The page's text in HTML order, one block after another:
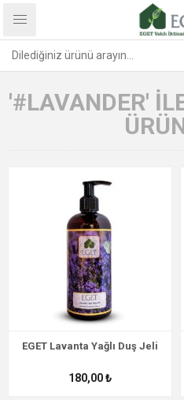
'#LAVANDER'
EGET Lavanta Yağlı Duş Jeli
180,00 ₺